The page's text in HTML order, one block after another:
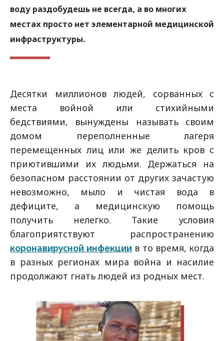
воду раздобудешь не всегда, а во многих
местах просто нет элементарной медицинской
инфраструктуры.
Десятки миллионов людей, сорванных с
места войной или стихийными
бедствиями, вынуждены называть своим
домом переполненные лагеря
перемещенных лиц или же делить кров с
приютившими их людьми. Держаться на
безопасном расстоянии от других зачастую
невозможно, мыло и чистая вода в
дефиците, а медицинскую помощь
получить нелегко. Такие условия
благоприятствуют распространению
коронавирусной инфекции в то время, когда
в разных регионах мира война и насилие
продолжают гнать людей из родных мест.